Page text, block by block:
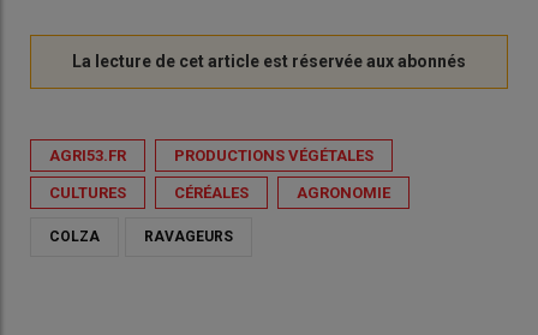
AGRI53.FR PRODUCTIONS VÉGÉTALES
CULTURES CÉRÉALES AGRONOMIE
COLZA RAVAGEURS